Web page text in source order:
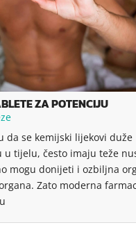
ZA POTENCIJU
da se kemijski lijekovi duže
u tijelu, često imaju teže
mogu donijeti i ozbiljna
Zato moderna